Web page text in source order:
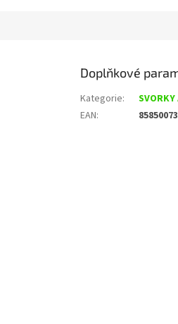
Doplňkové
Kategorie:
SVORKY
EAN: